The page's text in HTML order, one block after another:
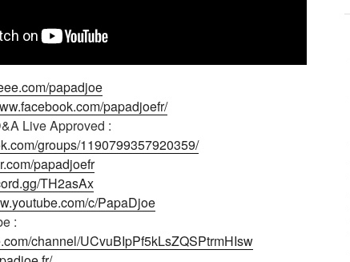
papadjoe
papadjoefr/
Live Approved :
groups/1190799357920359/
papadjoefr
TH2asAx
c/PapaDjoe
:
channel/UCvuBIpPf5kLsZQSPtrmHIsw